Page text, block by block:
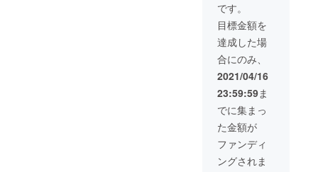
み合わ
せって
素敵で
すよね
(^^) ※サ
イズは
全体で
約8セン
チです
です。
目標金額を
達成した場
合にのみ、
2021/04/16
23:59:59ま
でに集まっ
た金額が
ファンディ
ングされま